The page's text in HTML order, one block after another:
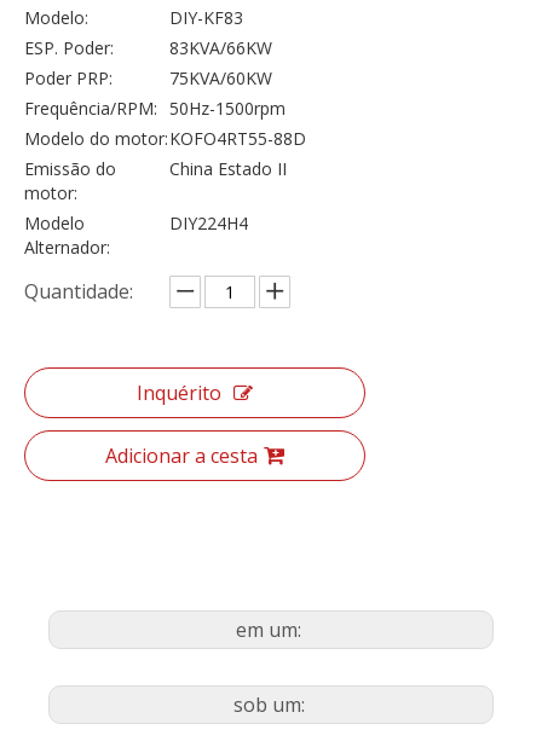
Modelo:
DIY-KF83
ESP. Poder:
83KVA/66KW
Poder PRP:
75KVA/60KW
Frequência/RPM: 50Hz-1500rpm
Modelo do motor:KOFO4RT55-88D
Emissão do
motor:
China Estado II
Modelo
Alternador:
DIY224H4
Quantidade:
Inquérito
Adicionar a cesta
em um:
sob um: